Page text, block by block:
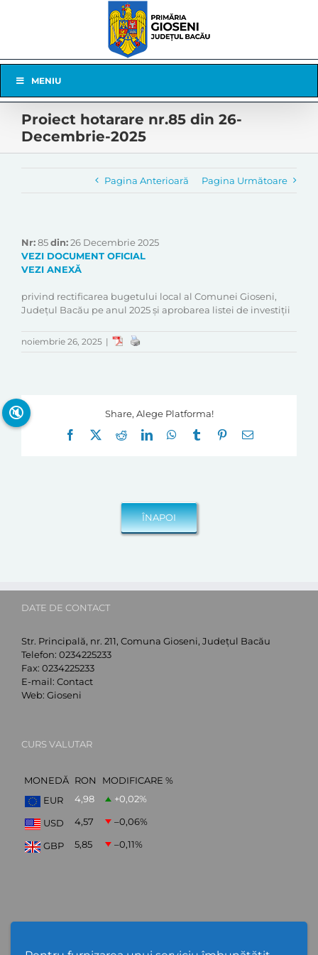
Navigation
MENIU
Proiect hotarare nr.85 din 26-
Decembrie-2025
Pagina Anterioară Pagina Următoare
Nr:85din:26 Decembrie 2025
VEZI DOCUMENT OFICIAL
VEZI ANEXĂ
privind rectificarea bugetului local al Comunei Gioseni,
Județul Bacău pe anul 2025 și aprobarea listei de investiții
noiembrie 26, 2025 |
Share, Alege Platforma!
Facebook
RedditLinkedInWhatsApp
Tumblr Pinterest
E-
DATE DE CONTACT
Str. Principală, nr. 211, Comuna Gioseni, Județul Bacău
Telefon: 0234225233
Fax: 0234225233
E-mail: Contact
Web: Gioseni
CURS VALUTAR
MONEDĂ RON
MODIFICARE %
EUR
4,98 +0,02%
USD 4,57 –0,06%
GBP 5,85 –0,11%
🔇